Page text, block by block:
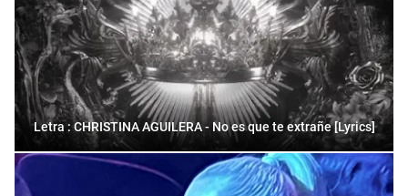
Letra : CHRISTINA AGUILERA - No es que te extrañe [Lyrics]